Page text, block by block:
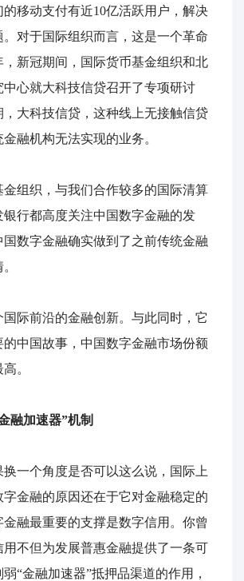
移动支付有近10亿活跃用户，解决
。对于国际组织而言，这是一个革命
，新冠期间，国际货币基金组织和北
中心就大科技信贷召开了专项研讨
大科技信贷，这种线上无接触信贷
融机构无法实现的业务。
金组织，与我们合作较多的国际清算
行都高度关注中国数字金融的发
国数字金融确实做到了之前传统金融
际前沿的金融创新。与此同时，它
的中国故事，中国数字金融市场份额
。
融加速器”机制
换一个角度是否可以这么说，国际上
金融的原因还在于它对金融稳定的
融最重要的支撑是数字信用。你曾
不但为发展普惠金融提供了一条可
“金融加速器”抵押品渠道的作用，